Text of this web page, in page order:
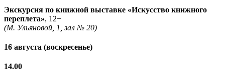
Экскурсия по книжной выставке «Искусство книжного
переплета», 12+
(М. Ульяновой, 1, зал № 20)
16 августа (воскресенье)
14.00